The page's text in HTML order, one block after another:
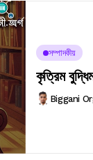
সম্পাদকীয়
কৃত্রিম
Biggani